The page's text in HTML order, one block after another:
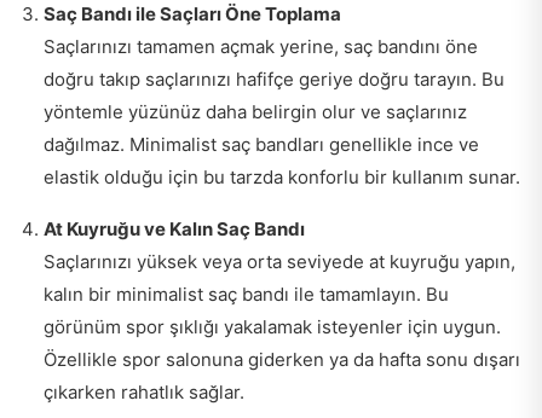
Saç Bandı ile Saçları Öne Toplama
Saçlarınızı tamamen açmak yerine, saç bandını öne
doğru takıp saçlarınızı hafifçe geriye doğru tarayın. Bu
yöntemle yüzünüz daha belirgin olur ve saçlarınız
dağılmaz. Minimalist saç bandları genellikle ince ve
elastik olduğu için bu tarzda konforlu bir kullanım sunar.
At Kuyruğu ve Kalın Saç Bandı
Saçlarınızı yüksek veya orta seviyede at kuyruğu yapın,
kalın bir minimalist saç bandı ile tamamlayın. Bu
görünüm spor şıklığı yakalamak isteyenler için uygun.
Özellikle spor salonuna giderken ya da hafta sonu dışarı
çıkarken rahatlık sağlar.